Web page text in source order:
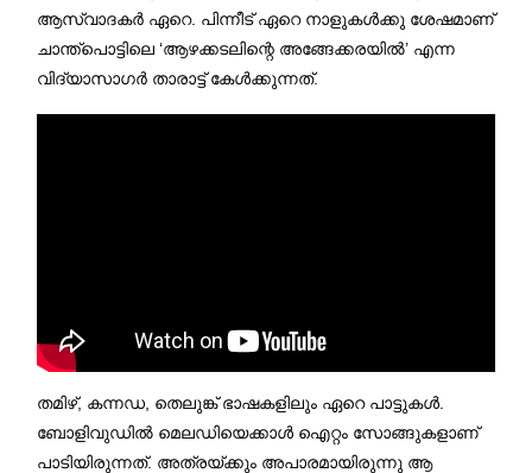
ആസ്വാദകർ ഏറെ. പിന്നീട് ഏറെ നാളുകൾക്കു ശേഷമാണ്
ചാന്ത്പൊട്ടിലെ ‘ആഴക്കടലിന്റെ അങ്ങേക്കരയിൽ’ എന്ന
വിദ്യാസാഗർ താരാട്ട് കേൾക്കുന്നത്.
തമിഴ്, കന്നഡ, തെലുങ്ക് ഭാഷകളിലും ഏറെ പാട്ടുകൾ.
ബോളിവുഡിൽ മെലഡിയെക്കാൾ ഐറ്റം സോങ്ങുകളാണ്
പാടിയിരുന്നത്. അത്രയ്ക്കും അപാരമായിരുന്നു ആ